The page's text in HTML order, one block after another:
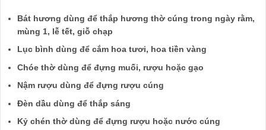
Bát hương dùng để thắp hương thờ cúng trong ngày rằm,
mùng 1, lễ tết, giỗ chạp
Lục bình dùng để cắm hoa tươi, hoa tiền vàng
Chóe thờ dùng để đựng muối, rượu hoặc gạo
Nậm rượu dùng để đựng rượu cúng
Đèn dầu dùng để thắp sáng
Kỷ chén thờ dùng để đựng rượu hoặc nước cúng